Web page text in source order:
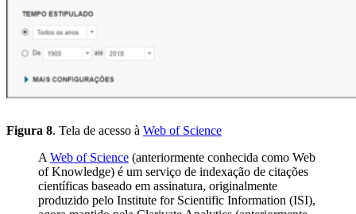
Figura 8. Tela de acesso à Web of Science
A Web of Science (anteriormente conhecida como Web
of Knowledge) é um serviço de indexação de citações
científicas baseado em assinatura, originalmente
produzido pelo Institute for Scientific Information (ISI),